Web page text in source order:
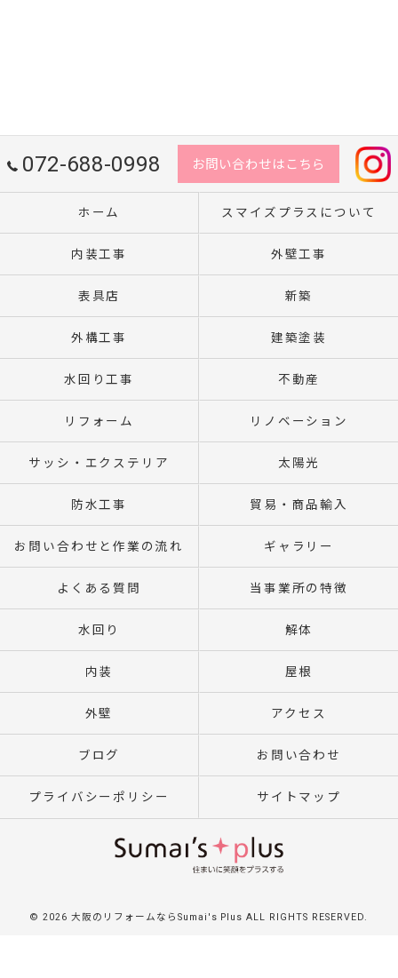
072-688-0998 お問い合わせはこちら
ホーム スマイズプラスについて
内装工事 外壁工事
表具店 新築
外構工事 建築塗装
水回り工事 不動産
リフォーム リノベーション
サッシ・エクステリア 太陽光
防水工事 貿易・商品輸入
お問い合わせと作業の流れ ギャラリー
よくある質問 当事業所の特徴
水回り 解体
内装 屋根
外壁 アクセス
ブログ お問い合わせ
プライバシーポリシー サイトマップ
© 2026 大阪のリフォームならSumai's Plus ALL RIGHTS RESERVED.